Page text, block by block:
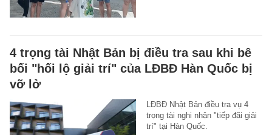
4 trọng tài Nhật Bản bị điều tra sau khi bê
bối "hối lộ giải trí" của LĐBĐ Hàn Quốc bị
vỡ lở
LĐBĐ Nhật Bản điều tra vụ 4
trọng tài nghi nhận "tiếp đãi giải
trí" tại Hàn Quốc.